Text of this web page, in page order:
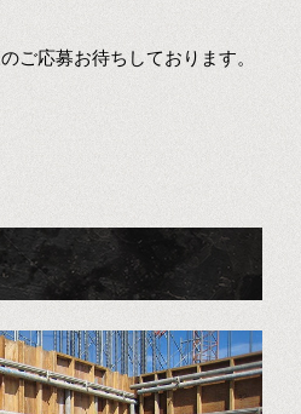
ご応募お待ちしております。